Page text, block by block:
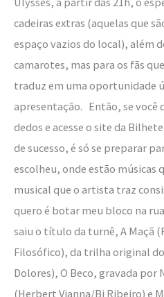
cadeiras extras (aquelas que
espaço vazios do local), além
camarotes, mas para os fãs
traduz em uma oportunidade
apresentação. Então, se você
dedos e acesse o site da
de sucesso, é só se preparar
escolheu, onde estão músicas
musical que o artista traz
quero é botar meu bloco na
saiu o título da turnê, A Maçã
Filosófico), da trilha original
Dolores), O Beco, gravada por
(Herbert Vianna/Bi Ribeiro) e